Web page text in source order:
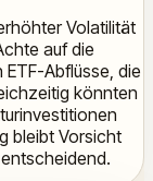
Volatilität
auf die
Abflüsse, die
könnten
bleibt Vorsicht